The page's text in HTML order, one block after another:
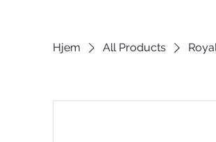
Hjem All Products